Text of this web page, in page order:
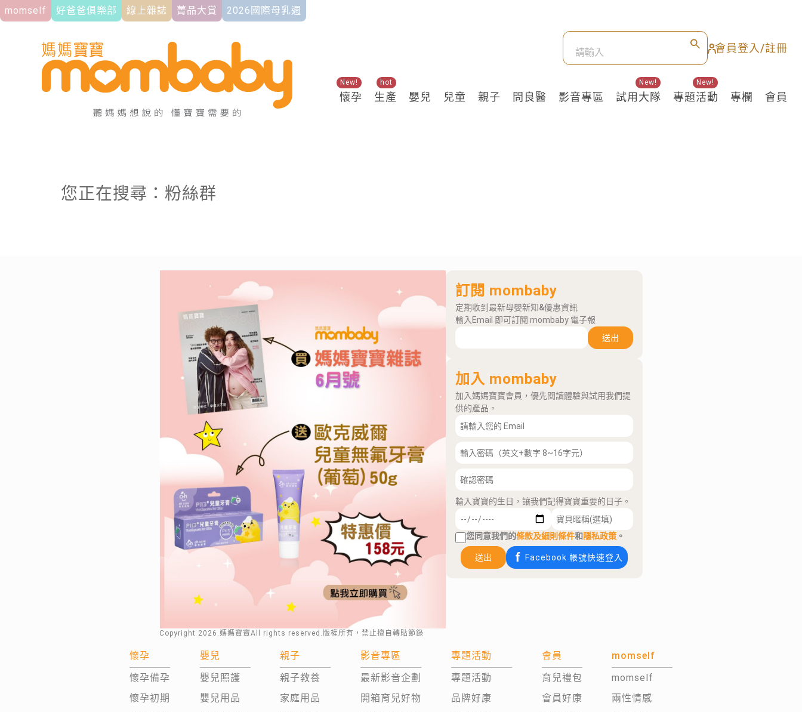
momself 好爸爸俱樂部 線上雜誌 菁品大賞 2026國際母乳週
會員登入/註冊
懷孕
New!
生產
hot
嬰兒 兒童 親子 問良醫 影音專區 試用大隊
New!
專題活動
New!
專欄 會員
關鍵熱搜
您正在搜尋：粉絲群
Copyright 2026 .媽媽寶寶All rights reserved.版權所有，禁止擅自轉貼節錄
訂閱 mombaby
定期收到最新母嬰新知&優惠資訊
輸入Email 即可訂閱 mombaby 電子報
送出
加入 mombaby
加入媽媽寶寶會員，優先閱讀體驗與試用我們提
供的產品。
輸入寶寶的生日，讓我們記得寶寶重要的日子。
您同意我們的條款及細則條件和隱私政策 。
送出 Facebook 帳號快速登入
懷孕
懷孕備孕
懷孕初期
嬰兒
嬰兒照護
嬰兒用品
親子
親子教養
家庭用品
影音專區
最新影音企劃
開箱育兒好物
專題活動
專題活動
品牌好康
會員
育兒禮包
會員好康
momself
momself
兩性情感